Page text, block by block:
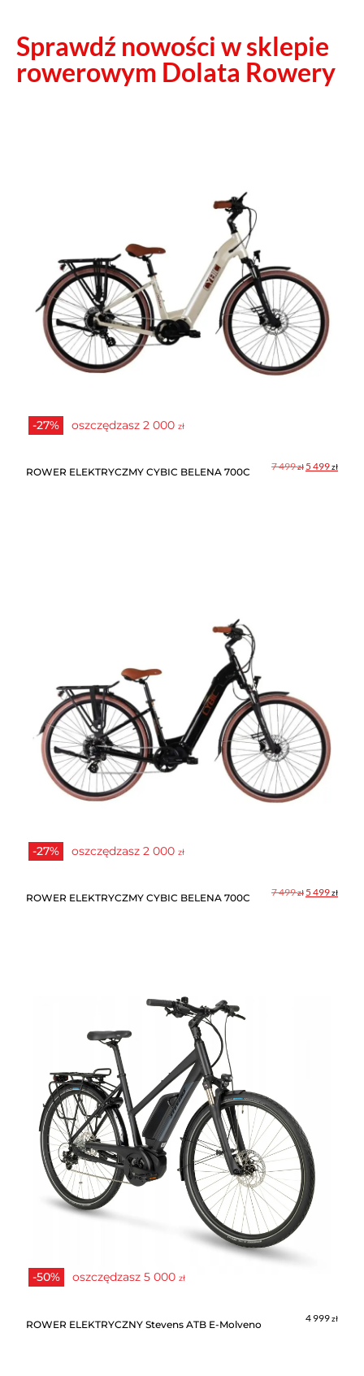
Sprawdź nowości w sklepie
rowerowym Dolata Rowery
-27% oszczędzasz 2 000 zł
ROWER ELEKTRYCZMY CYBIC BELENA 700C 7 499zł Pierwotna
5 499zł
-27% oszczędzasz 2 000 zł
ROWER ELEKTRYCZMY CYBIC BELENA 700C 7 499zł Pierwotna
5 499zł
-50% oszczędzasz 5 000 zł
ROWER ELEKTRYCZNY Stevens ATB E-Molveno 4 999zł